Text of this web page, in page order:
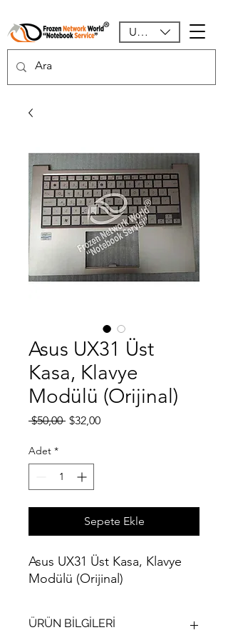
USD ($)
Asus UX31 Üst
Kasa, Klavye
Modülü (Orijinal)
$50,00 Normal
$32,00İndirimli
Adet *
Sepete Ekle
Asus UX31 Üst Kasa, Klavye
Modülü (Orijinal)
ÜRÜN BİLGİLERİ